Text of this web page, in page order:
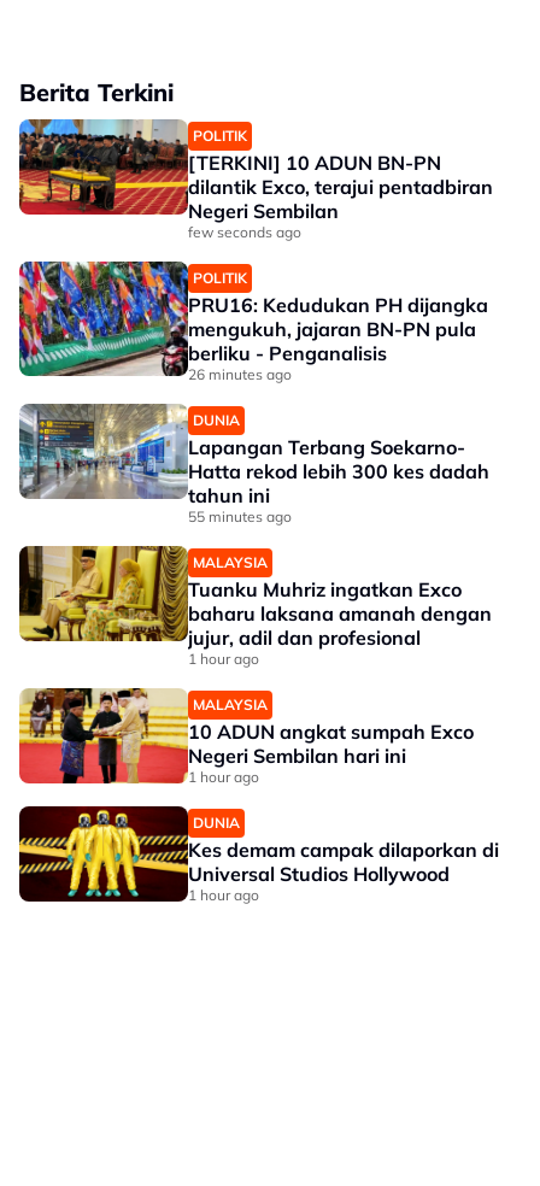
Berita Terkini
POLITIK
[TERKINI] 10 ADUN BN-PN
dilantik Exco, terajui pentadbiran
Negeri Sembilan
few seconds ago
POLITIK
PRU16: Kedudukan PH dijangka
mengukuh, jajaran BN-PN pula
berliku - Penganalisis
26 minutes ago
DUNIA
Lapangan Terbang Soekarno-
Hatta rekod lebih 300 kes dadah
tahun ini
55 minutes ago
MALAYSIA
Tuanku Muhriz ingatkan Exco
baharu laksana amanah dengan
jujur, adil dan profesional
1 hour ago
MALAYSIA
10 ADUN angkat sumpah Exco
Negeri Sembilan hari ini
1 hour ago
DUNIA
Kes demam campak dilaporkan di
Universal Studios Hollywood
1 hour ago